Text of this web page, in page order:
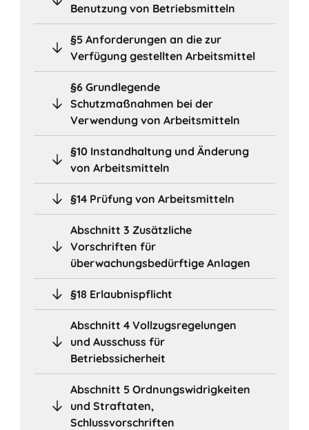
Benutzung von Betriebsmitteln
§5 Anforderungen an die zur
Verfügung gestellten Arbeitsmittel
§6 Grundlegende
Schutzmaßnahmen bei der
Verwendung von Arbeitsmitteln
§10 Instandhaltung und Änderung
von Arbeitsmitteln
§14 Prüfung von Arbeitsmitteln
Abschnitt 3 Zusätzliche
Vorschriften für
überwachungsbedürftige Anlagen
§18 Erlaubnispflicht
Abschnitt 4 Vollzugsregelungen
und Ausschuss für
Betriebssicherheit
Abschnitt 5 Ordnungswidrigkeiten
und Straftaten,
Schlussvorschriften